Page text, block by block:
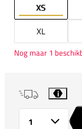
XS
XL
Nog maar 1
i